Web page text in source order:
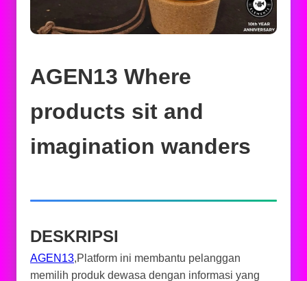
AGEN13 Where
products sit and
imagination wanders
DESKRIPSI
AGEN13,Platform ini membantu pelanggan
memilih produk dewasa dengan informasi yang